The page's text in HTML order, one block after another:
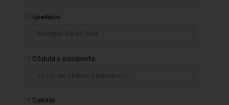
* Apellidos
* Cédula o pasaporte
* Celular